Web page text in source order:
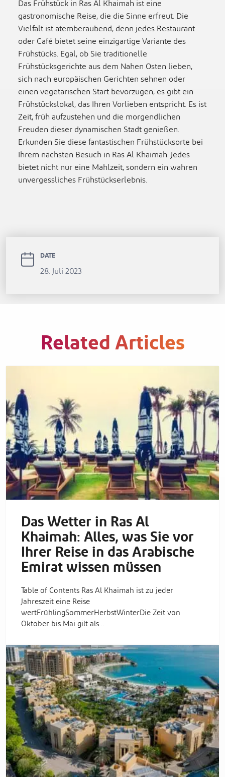
Das Frühstück in Ras Al Khaimah ist eine
gastronomische Reise, die die Sinne erfreut. Die
Vielfalt ist atemberaubend, denn jedes Restaurant
oder Café bietet seine einzigartige Variante des
Frühstücks. Egal, ob Sie traditionelle
Frühstücksgerichte aus dem Nahen Osten lieben,
sich nach europäischen Gerichten sehnen oder
einen vegetarischen Start bevorzugen, es gibt ein
Frühstückslokal, das Ihren Vorlieben entspricht. Es ist
Zeit, früh aufzustehen und die morgendlichen
Freuden dieser dynamischen Stadt genießen.
Erkunden Sie diese fantastischen Frühstücksorte bei
Ihrem nächsten Besuch in Ras Al Khaimah. Jedes
bietet nicht nur eine Mahlzeit, sondern ein wahren
unvergessliches Frühstückserlebnis.
DATE
28. Juli 2023
Related Articles
Das Wetter in Ras Al
Khaimah: Alles, was Sie vor
Ihrer Reise in das Arabische
Emirat wissen müssen
Table of Contents Ras Al Khaimah ist zu jeder
Jahreszeit eine Reise
wertFrühlingSommerHerbstWinterDie Zeit von
Oktober bis Mai gilt als…